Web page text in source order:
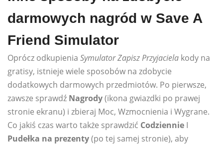
darmowych nagród w Save A
Friend Simulator
Oprócz odkupienia Symulator Zapisz Przyjaciela kody na
gratisy, istnieje wiele sposobów na zdobycie
dodatkowych darmowych przedmiotów. Po pierwsze,
zawsze sprawdź Nagrody(ikona gwiazdki po prawej
stronie ekranu) i zbieraj Moc, Wzmocnienia i Wygrane.
Co jakiś czas warto także sprawdzić Codziennie I
Pudełka na prezenty(po tej samej stronie), aby